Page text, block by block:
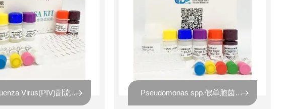
Parainfluenza Virus(PIV)副流感病毒通用探针法荧光定量RT-PCR试剂盒 Pseudomonas spp.假单胞菌属通用染料法荧光定量PCR试剂盒